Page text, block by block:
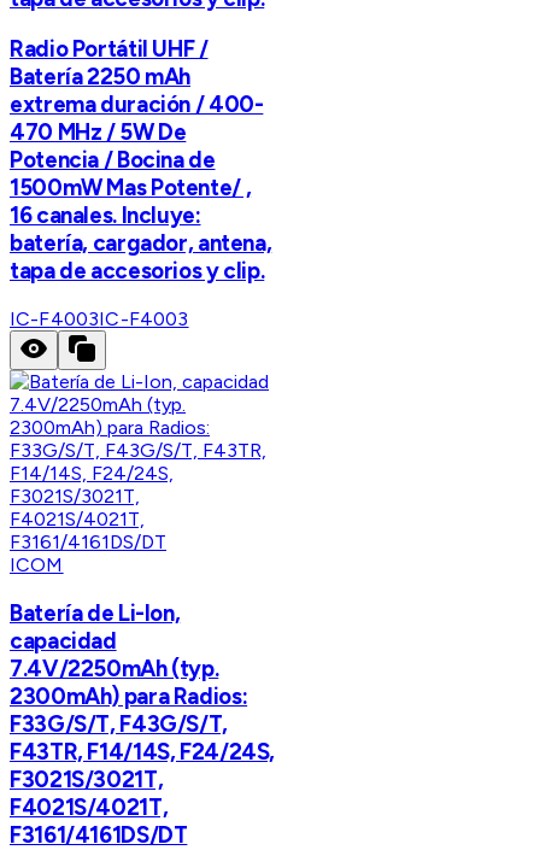
Radio Portátil UHF /
Batería 2250 mAh
extrema duración / 400-
470 MHz / 5W De
Potencia / Bocina de
1500mW Mas Potente/ ,
16 canales. Incluye:
batería, cargador, antena,
tapa de accesorios y clip.
IC-F4003IC-F4003
ICOM
Batería de Li-Ion,
capacidad
7.4V/2250mAh (typ.
2300mAh) para Radios:
F33G/S/T, F43G/S/T,
F43TR, F14/14S, F24/24S,
F3021S/3021T,
F4021S/4021T,
F3161/4161DS/DT